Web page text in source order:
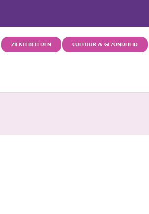
ZIEKTEBEELDEN CULTUUR & GEZONDHEID